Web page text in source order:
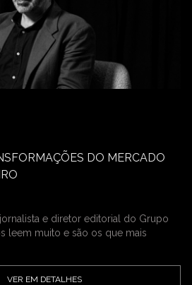
DO MERCADO
e diretor editorial do Grupo
leem muito e são os que mais
VER EM DETALHES